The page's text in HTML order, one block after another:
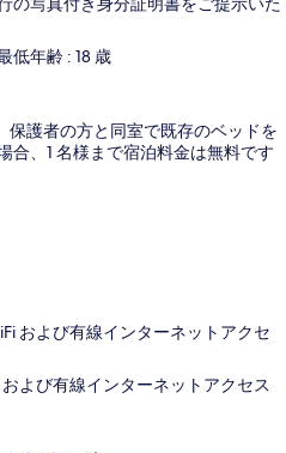
低年齢 : 18 歳
保護者の方と同室で既存のベッドを
合、1 名様まで宿泊料金は無料です
および有線インターネットアクセ
よび有線インターネットアクセス